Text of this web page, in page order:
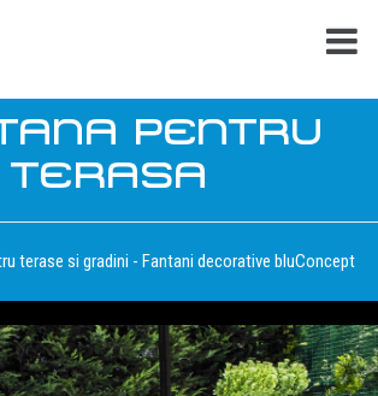
PENTRU
TERASA
terase si gradini - Fantani decorative bluConcept